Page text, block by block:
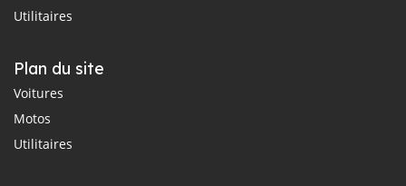
Utilitaires
Plan du site
Voitures
Motos
Utilitaires